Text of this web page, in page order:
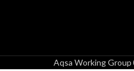
Aqsa Working Group